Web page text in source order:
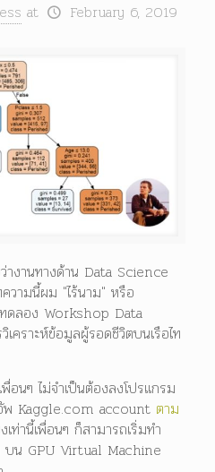
at February 6, 2019
างานทางด้าน Data Science
วามนี้ผม "ไร้นาม" หรือ
ดลอง Workshop Data
คราะห์ข้อมูลผู้รอดชีวิตบนเรือไท
อนๆ ไม่จำเป็นต้องลงโปรแกรม
อัพ Kaggle.com account ตาม
เท่านี้เพื่อนๆ ก็สามารถเริ่มทำ
น GPU Virtual Machine